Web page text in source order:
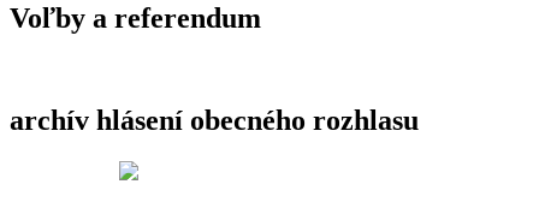
Voľby a referendum
archív hlásení obecného rozhlasu